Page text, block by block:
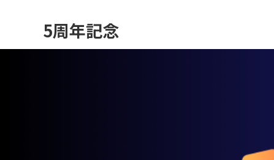
5周年記念